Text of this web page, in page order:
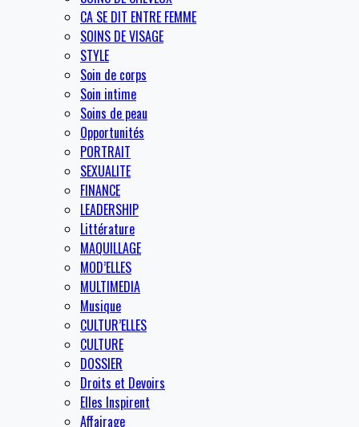
CA SE DIT ENTRE FEMME
SOINS DE VISAGE
STYLE
Soin de corps
Soin intime
Soins de peau
Opportunités
PORTRAIT
SEXUALITE
FINANCE
LEADERSHIP
Littérature
MAQUILLAGE
MOD’ELLES
MULTIMEDIA
Musique
CULTUR’ELLES
CULTURE
DOSSIER
Droits et Devoirs
Elles Inspirent
Affairage